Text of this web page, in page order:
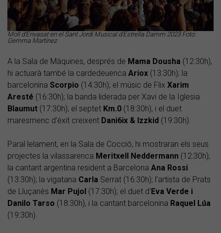
Moll d'Envasat en el Sant Jordi Musical d'Estrella Damm 2023 Foto:
Gemma Martínez
A la Sala de Màquines, després de Mama Dousha (12:30h),
hi actuarà també la cardedeuenca Ariox (13:30h); la
barcelonina Scorpio (14:30h); el músic de Flix Xarim
Aresté (16:30h); la banda liderada per Xavi de la Iglesia
Blaumut (17:30h); el septet Km.0 (18:30h), i el duet
maresmenc d’èxit creixent Dani6ix & Izzkid (19:30h).
Paral·lelament, en la Sala de Cocció, hi mostraran els seus
projectes la vilassarenca Meritxell Neddermann (12:30h);
la cantant argentina resident a Barcelona Ana Rossi
(13:30h); la vigatana Carla Serrat (16:30h); l’artista de Prats
de Lluçanès Mar Pujol (17:30h); el duet d'Eva Verde i
Danilo Tarso (18:30h), i la cantant barcelonina Raquel Lúa
(19:30h).